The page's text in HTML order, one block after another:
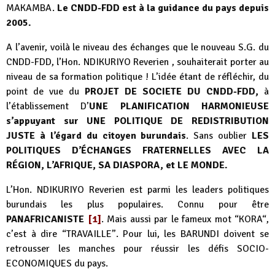
MAKAMBA. Le CNDD-FDD est à la guidance du pays depuis
2005.
A l’avenir, voilà le niveau des échanges que le nouveau S.G. du
CNDD-FDD, l’Hon. NDIKURIYO Reverien , souhaiterait porter au
niveau de sa formation politique ! L’idée étant de réfléchir, du
point de vue du PROJET DE SOCIETE DU CNDD-FDD, à
l’établissement D’UNE PLANIFICATION HARMONIEUSE
s’appuyant sur UNE POLITIQUE DE REDISTRIBUTION
JUSTE à l’égard du citoyen burundais. Sans oublier LES
POLITIQUES D’ÉCHANGES FRATERNELLES AVEC LA
RÉGION, L’AFRIQUE, SA DIASPORA, et LE MONDE.
L’Hon. NDIKURIYO Reverien est parmi les leaders politiques
burundais les plus populaires. Connu pour être
PANAFRICANISTE [1]. Mais aussi par le fameux mot “KORA“,
c’est à dire “TRAVAILLE”. Pour lui, les BARUNDI doivent se
retrousser les manches pour réussir les défis SOCIO-
ECONOMIQUES du pays.